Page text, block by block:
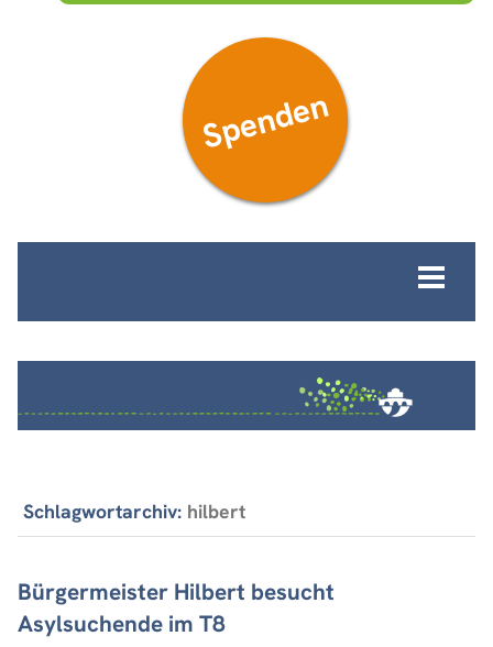
Spenden
Schlagwortarchiv: hilbert
Bürgermeister Hilbert besucht
Asylsuchende im T8